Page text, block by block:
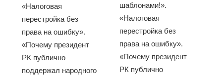
«Налоговая
перестройка без
права на ошибку».
«Почему президент
РК публично
поддержал народного
шаблонами!».
«Налоговая
перестройка без
права на ошибку».
«Почему президент
РК публично